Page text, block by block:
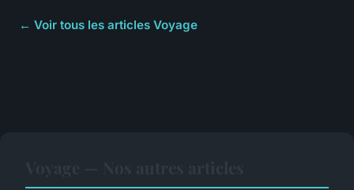
← Voir tous les articles Voyage